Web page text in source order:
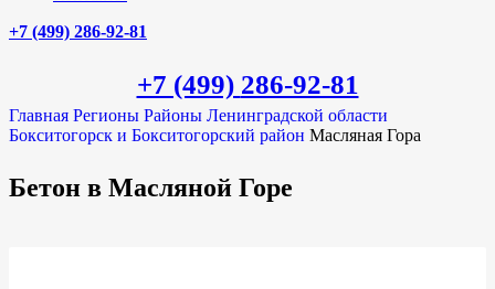
+7 (499) 286-92-81
+7 (499) 286-92-81
Главная Регионы Районы Ленинградской области
Бокситогорск и Бокситогорский район Масляная Гора
Бетон в Масляной Горе